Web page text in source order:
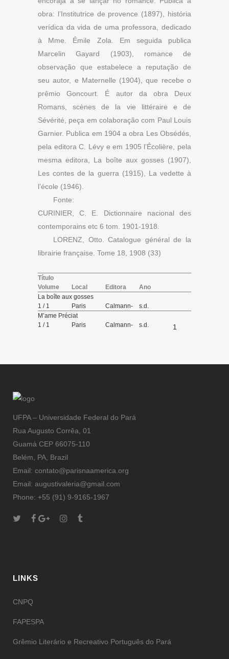
obra: l’Institutrice de provence (1897), história
verídica da vida de uma professora, dedicado
à Mme. Émile Zola. Em seguida publica
Marcelin Gayard (1903), romance de
observação que estabelece a reputação de
seu autor, e Maternelle (1904), que recebe o
prêmio Goncourt. É autor da obra Deux
Romans, scènes de la vie littéraire e de
Sévérité, peça em colaboração com Paul Louis
Garnier. Publica em 1904 a obra Les Obsédés,
pela editora C. Lévy e em 1905 l’Écolière, pela
mesma editora, La boîte aux gosses (1907),
Les contes de la guerra (1915), La vedette à
l’école (1946).
Fonte:
CURINIER, C. E. Dictionnaire nacional des
contemporains etc 6 tom. 1901-1918.
LORENZ, Otto. Catalogue général de la
librairie française. Tome 18, 1908 (33)
Título
Volume
Local Editora
Ano
La boîte aux gosses
1 / 1
Paris
Calmann-
éditeur
s.d.
M’ame Préciat
1 / 1
Paris
Calmann-
s.d. 1
UFPA – Universidade Federal do Pará
Rua Augusto Corrêa, 01
Guamá CEP 66075-110
Belém, PA, Brazil
Email: contato@parisnaamerica.org
Email: augustivaleria@gmail.com
Phone: +55 (91) 9-9165-1967
LINKS
CNPQ
FAPESPA
Grêmio Literário e Recreativo Português do Pará